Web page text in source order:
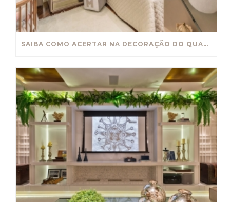
SAIBA COMO ACERTAR NA DECORAÇÃO DO QUARTO DO SEU PEQUENO OU PEQUENA!